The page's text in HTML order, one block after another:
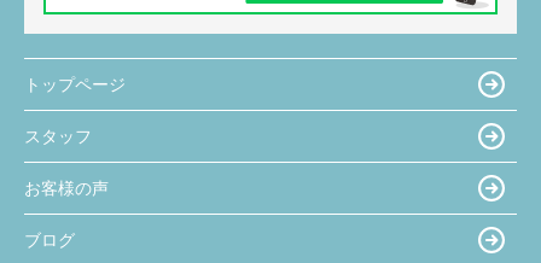
トップページ
スタッフ
お客様の声
ブログ